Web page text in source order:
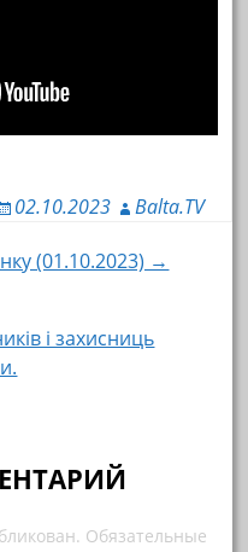
02.10.2023 Balta.TV
(01.10.2023) →
і захисниць
Обязательные